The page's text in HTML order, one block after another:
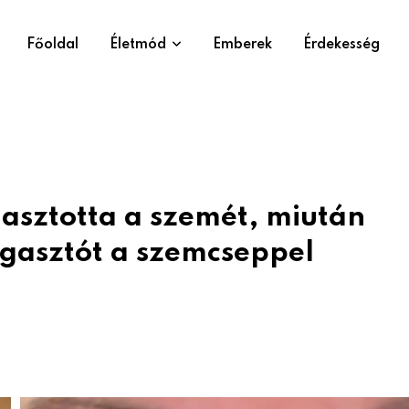
Főoldal Életmód Emberek Érdekesség
a szemét, miután
a szemcseppel